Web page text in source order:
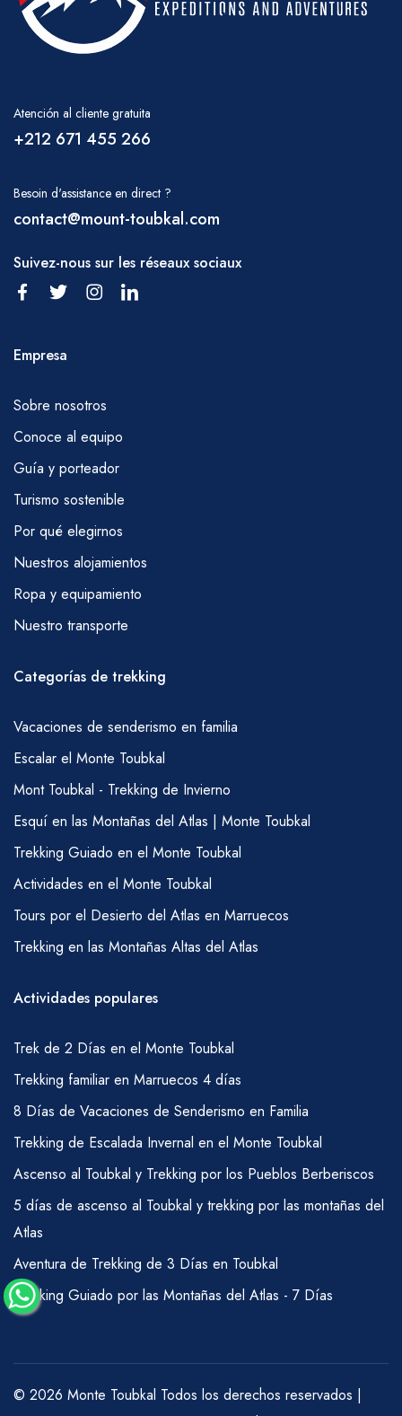
Atención al cliente gratuita
+212 671 455 266
Besoin d'assistance en direct ?
contact@mount-toubkal.com
Suivez-nous sur les réseaux sociaux
Empresa
Sobre nosotros
Conoce al equipo
Guía y porteador
Turismo sostenible
Por qué elegirnos
Nuestros alojamientos
Ropa y equipamiento
Nuestro transporte
Categorías de trekking
Vacaciones de senderismo en familia
Escalar el Monte Toubkal
Mont Toubkal - Trekking de Invierno
Esquí en las Montañas del Atlas | Monte Toubkal
Trekking Guiado en el Monte Toubkal
Actividades en el Monte Toubkal
Tours por el Desierto del Atlas en Marruecos
Trekking en las Montañas Altas del Atlas
Actividades populares
Trek de 2 Días en el Monte Toubkal
Trekking familiar en Marruecos 4 días
8 Días de Vacaciones de Senderismo en Familia
Trekking de Escalada Invernal en el Monte Toubkal
Ascenso al Toubkal y Trekking por los Pueblos Berberiscos
5 días de ascenso al Toubkal y trekking por las montañas del
Atlas
Aventura de Trekking de 3 Días en Toubkal
Trekking Guiado por las Montañas del Atlas - 7 Días
© 2026 Monte Toubkal Todos los derechos reservados |